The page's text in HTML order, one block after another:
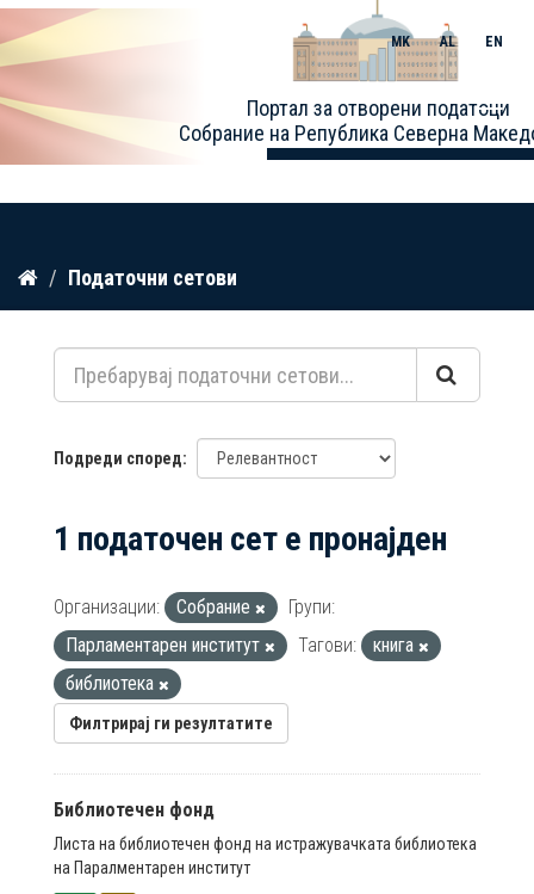
Прескокнете
содржина
Портал за отворени податоци
Собрание на Република Северна
MK AL EN
Toggle
Податочни сетови
Подреди според
1 податочен сет е пронајден
Организации: Собрание
Групи:
Парламентарен институт
Тагови:
книга
библиотека
Филтрирај ги резултатите
Библиотечен фонд
Листа на библиотечен фонд на истражувачката библиотека
на Паралментарен институт